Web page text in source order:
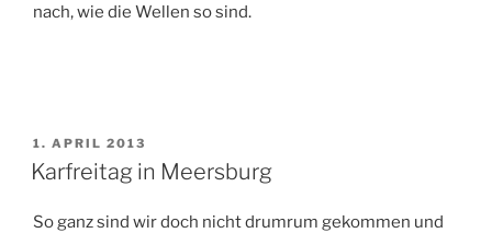
nach, wie die Wellen so sind.
VERÖFFENTLICHT
AM
1. APRIL 2013
Karfreitag in Meersburg
So ganz sind wir doch nicht drumrum gekommen und